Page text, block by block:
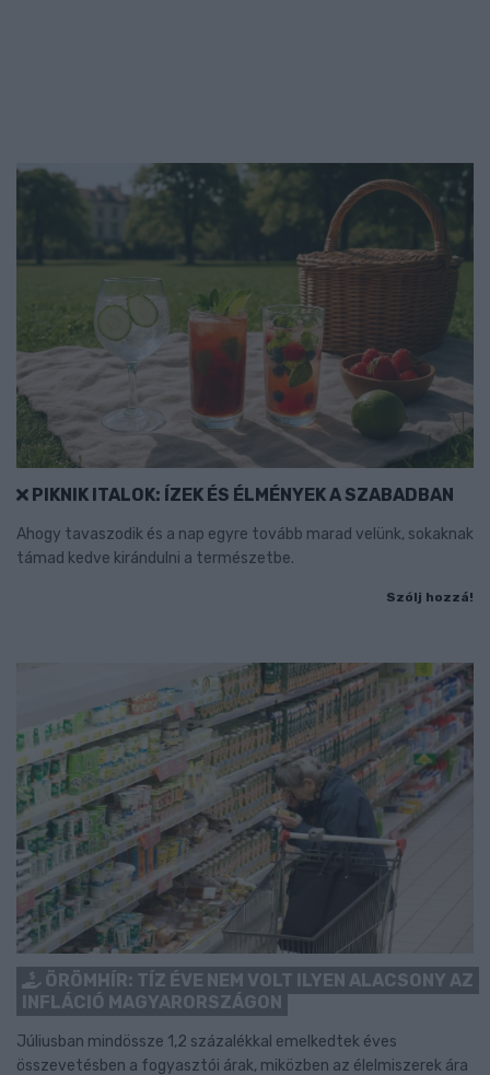
PIKNIK ITALOK: ÍZEK ÉS ÉLMÉNYEK A SZABADBAN
Ahogy tavaszodik és a nap egyre tovább marad velünk, sokaknak
támad kedve kirándulni a természetbe.
Szólj hozzá!
ÖRÖMHÍR: TÍZ ÉVE NEM VOLT ILYEN ALACSONY AZ
INFLÁCIÓ MAGYARORSZÁGON
Júliusban mindössze 1,2 százalékkal emelkedtek éves
összevetésben a fogyasztói árak, miközben az élelmiszerek ára